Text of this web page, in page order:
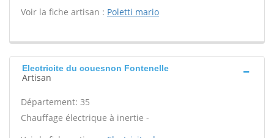
Voir la fiche artisan : Poletti mario
Electricite du couesnon Fontenelle
Artisan
Département: 35
Chauffage électrique à inertie -